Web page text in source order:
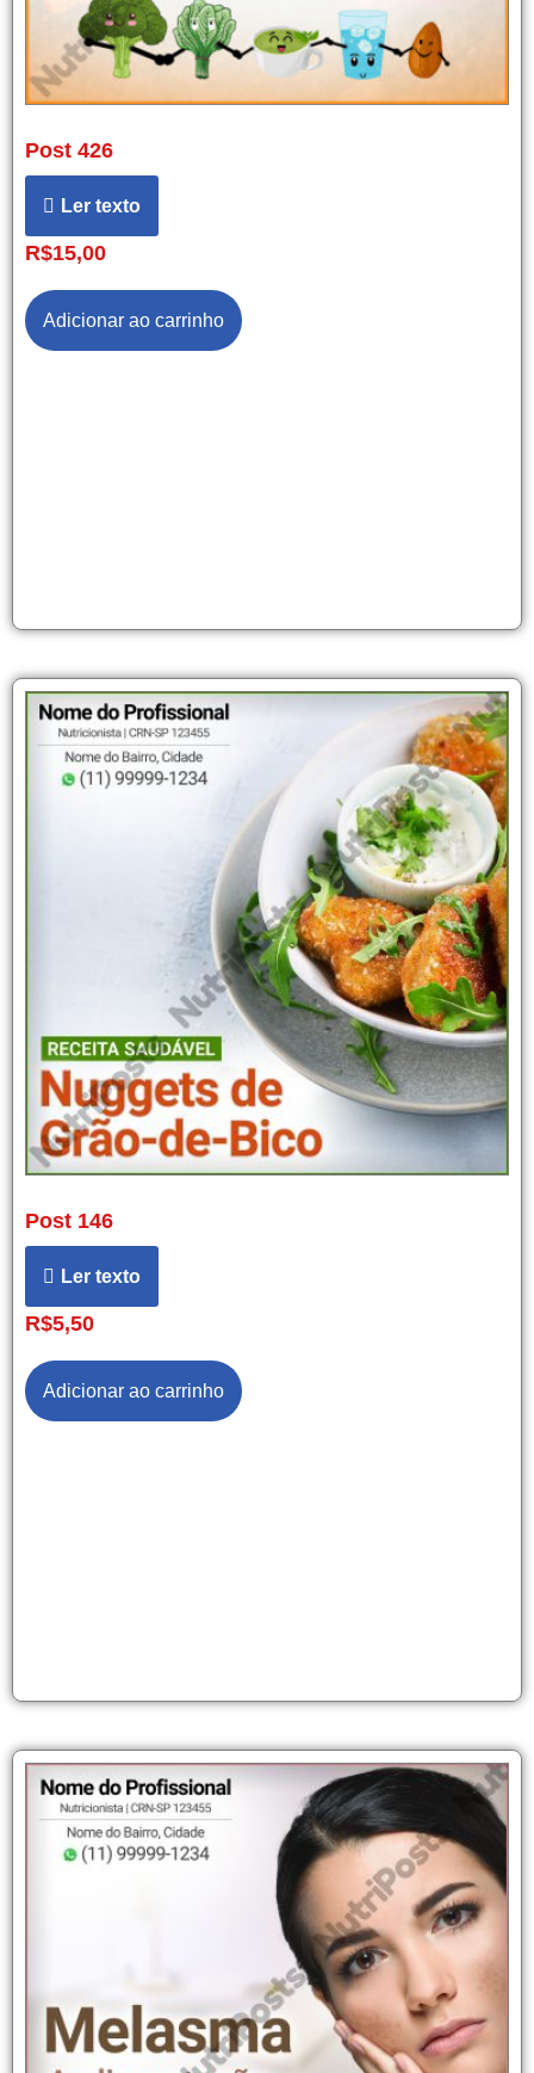
Post 426
Ler texto
R$15,00
Adicionar ao carrinho
Post 146
Ler texto
R$5,50
Adicionar ao carrinho